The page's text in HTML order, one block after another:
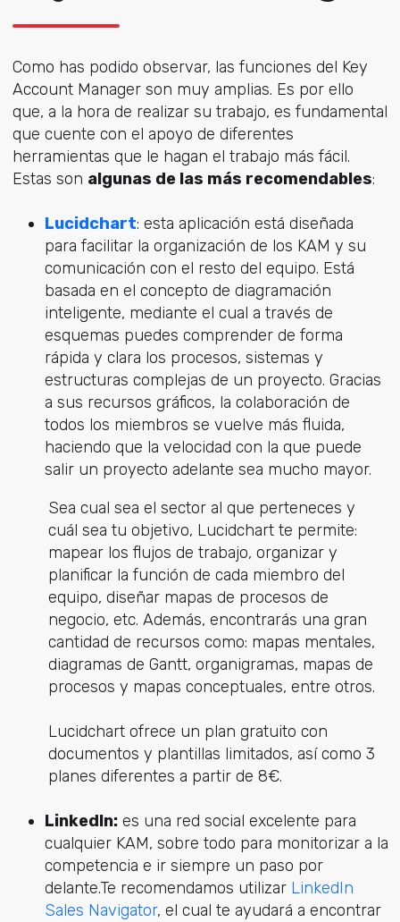
Como has podido observar, las funciones del Key
Account Manager son muy amplias. Es por ello
que, a la hora de realizar su trabajo, es fundamental
que cuente con el apoyo de diferentes
herramientas que le hagan el trabajo más fácil.
Estas son algunas de las más recomendables:
Lucidchart: esta aplicación está diseñada
para facilitar la organización de los KAM y su
comunicación con el resto del equipo. Está
basada en el concepto de diagramación
inteligente, mediante el cual a través de
esquemas puedes comprender de forma
rápida y clara los procesos, sistemas y
estructuras complejas de un proyecto. Gracias
a sus recursos gráficos, la colaboración de
todos los miembros se vuelve más fluida,
haciendo que la velocidad con la que puede
salir un proyecto adelante sea mucho mayor.
Sea cual sea el sector al que perteneces y
cuál sea tu objetivo, Lucidchart te permite:
mapear los flujos de trabajo, organizar y
planificar la función de cada miembro del
equipo, diseñar mapas de procesos de
negocio, etc. Además, encontrarás una gran
cantidad de recursos como: mapas mentales,
diagramas de Gantt, organigramas, mapas de
procesos y mapas conceptuales, entre otros.
Lucidchart ofrece un plan gratuito con
documentos y plantillas limitados, así como 3
planes diferentes a partir de 8€.
LinkedIn:es una red social excelente para
cualquier KAM, sobre todo para monitorizar a la
competencia e ir siempre un paso por
delante.Te recomendamos utilizar LinkedIn
Sales Navigator, el cual te ayudará a encontrar